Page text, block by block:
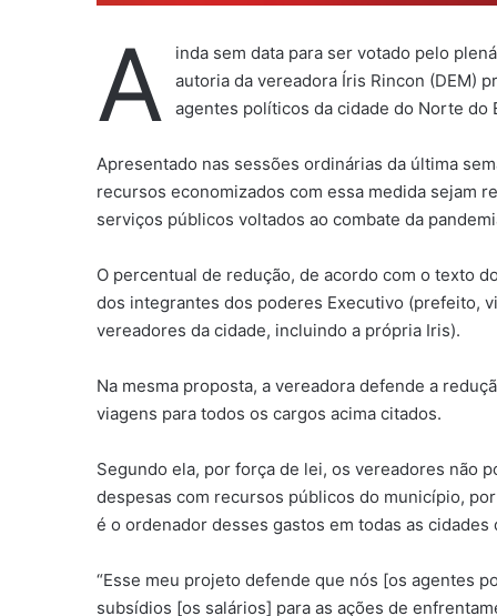
A
inda sem data para ser votado pelo
autoria da vereadora Íris Rincon (DEM)
agentes políticos da cidade do Norte do
Apresentado nas sessões ordinárias da última
recursos economizados com essa medida sejam
serviços públicos voltados ao combate da
O percentual de redução, de acordo com o texto
dos integrantes dos poderes Executivo (prefeito,
vereadores da cidade, incluindo a própria Iris).
Na mesma proposta, a vereadora defende a
viagens para todos os cargos acima citados.
Segundo ela, por força de lei, os vereadores não
despesas com recursos públicos do município,
é o ordenador desses gastos em todas as cidades
“Esse meu projeto defende que nós [os agentes
subsídios [os salários] para as ações de